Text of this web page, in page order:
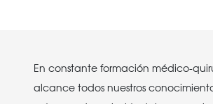
En constante formación médico-
alcance todos nuestros